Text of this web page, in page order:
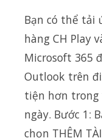
Bạn có thể tải
hàng CH Play
Microsoft 365
Outlook trên
tiện hơn trong
ngày. Bước 1:
chọn THÊM